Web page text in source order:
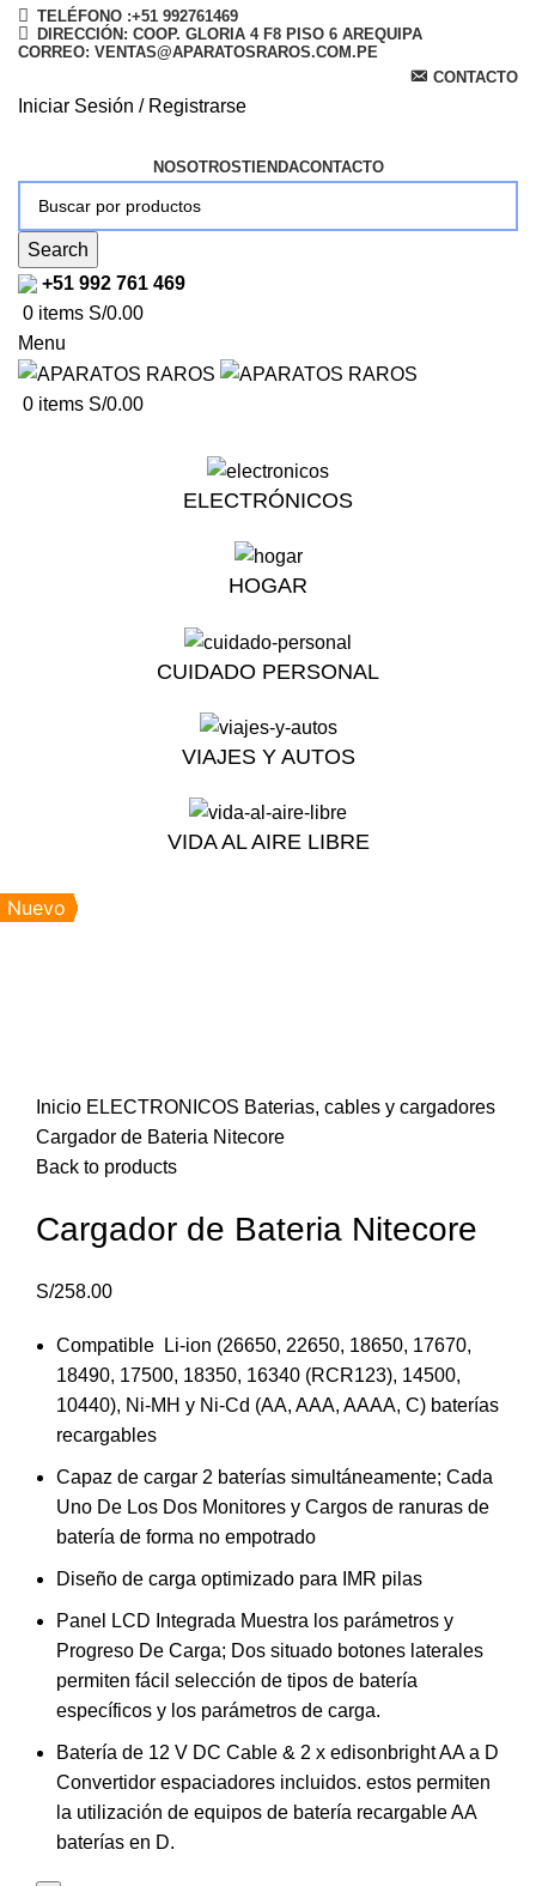
TELÉFONO :+51 992761469
DIRECCIÓN: COOP. GLORIA 4 F8 PISO 6 AREQUIPA
CORREO: VENTAS@APARATOSRAROS.COM.PE
CONTACTO
Iniciar Sesión / Registrarse
NOSOTROSTIENDACONTACTO
Search
+51 992 761 469
0 items S/0.00
Menu
0 items S/0.00
ELECTRÓNICOS
HOGAR
CUIDADO PERSONAL
VIAJES Y AUTOS
VIDA AL AIRE LIBRE
Nuevo
Inicio ELECTRONICOS Baterias, cables y cargadores
Cargador de Bateria Nitecore
Back to products
Cargador de Bateria Nitecore
S/258.00
Compatible Li-ion (26650, 22650, 18650, 17670,
18490, 17500, 18350, 16340 (RCR123), 14500,
10440), Ni-MH y Ni-Cd (AA, AAA, AAAA, C) baterías
recargables
Capaz de cargar 2 baterías simultáneamente; Cada
Uno De Los Dos Monitores y Cargos de ranuras de
batería de forma no empotrado
Diseño de carga optimizado para IMR pilas
Panel LCD Integrada Muestra los parámetros y
Progreso De Carga; Dos situado botones laterales
permiten fácil selección de tipos de batería
específicos y los parámetros de carga.
Batería de 12 V DC Cable & 2 x edisonbright AA a D
Convertidor espaciadores incluidos. estos permiten
la utilización de equipos de batería recargable AA
baterías en D.
Nuevo
Nuevo
Nuevo
Nuevo
Nuevo
Nuevo
Nuevo
Nuevo
Nuevo
Nuevo